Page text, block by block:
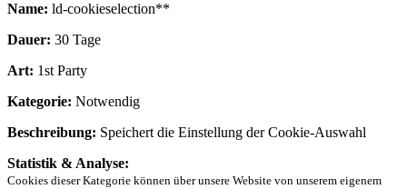
Name: ld-cookieselection**
Dauer: 30 Tage
Art: 1st Party
Kategorie: Notwendig
Beschreibung: Speichert die Einstellung der Cookie-Auswahl
Statistik & Analyse:
Cookies dieser Kategorie können über unsere Website von unserem eigenem